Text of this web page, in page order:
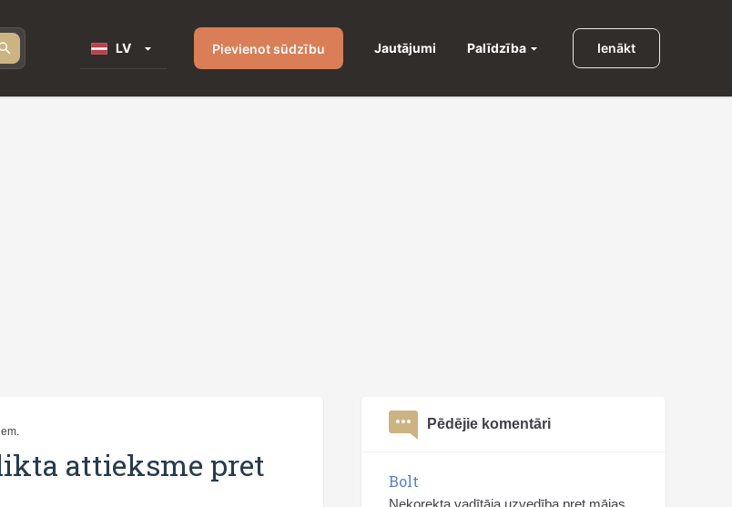
LV Pievienot sūdzību Jautājumi Palīdzība Ienākt
attieksme pret
Pēdējie komentāri
Bolt
Nekorekta vadītāja uzvedība pret mājas